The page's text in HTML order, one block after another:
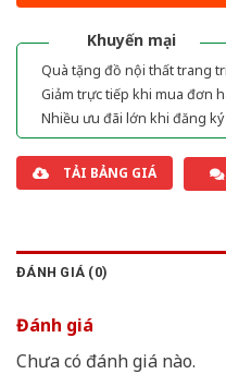
Khuyến mại
Quà tặng đồ nội thất trang
Giảm trực tiếp khi mua đơn
Nhiều ưu đãi lớn khi đăng
TẢI BẢNG GIÁ
ĐÁNH GIÁ (0)
Đánh giá
Chưa có đánh giá nào.